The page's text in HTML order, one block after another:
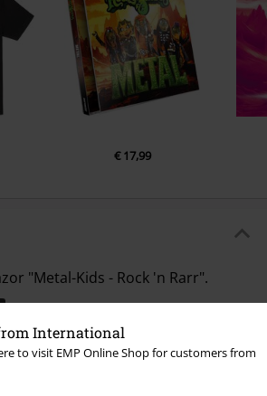
International
to visit EMP Online Shop for customers from
€ 17,99
"Metal-Kids - Rock 'n Rarr".